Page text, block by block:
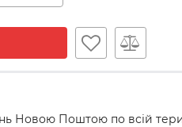
Новою Поштою по всій